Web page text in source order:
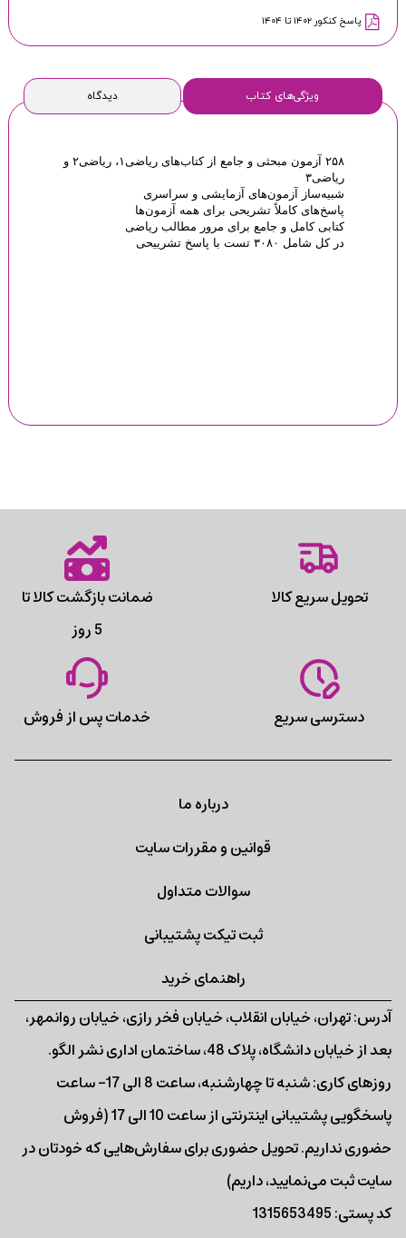
پاسخ کنکور ۱۴۰۲ تا ۱۴۰۴
ویژگی‌های کتاب دیدگاه
۲۵۸ آزمون‌ مبحثی و جامع از کتاب‌های ریاضی۱، ریاضی۲ و
ریاضی۳
شبیه‌ساز آزمون‌های آزمایشی و سراسری
پاسخ‌های کاملاً تشریحی برای همه آزمون‌ها
کتابی کامل و جامع برای مرور مطالب ریاضی
در کل شامل ۳۰۸۰ تست با پاسخ تشرییحی
تحویل سریع کالا
ضمانت بازگشت کالا تا
5 روز
دسترسی سریع خدمات پس از فروش
درباره ما
قوانین و مقررات سایت
سوالات متداول
ثبت تیکت پشتیبانی
راهنمای خرید
آدرس: تهران، خیابان انقلاب، خیابان فخر رازی، خیابان روانمهر،
بعد از خیابان دانشگاه، پلاک 48، ساختمان اداری نشر الگو.
روزهای کاری: شنبه تا چهارشنبه، ساعت 8 الی 17- ساعت
پاسخگویی پشتیبانی اینترنتی از ساعت 10 الی 17 (فروش
حضوری نداریم. تحویل حضوری برای سفارش‌هایی که خودتان در
سایت ثبت می‌نمایید، داریم)
کد پستی: 1315653495